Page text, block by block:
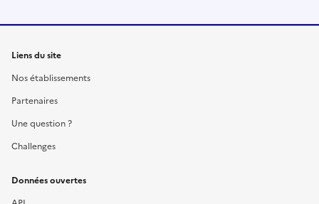
Liens du site
Nos établissements
Partenaires
Une question ?
Challenges
Données ouvertes